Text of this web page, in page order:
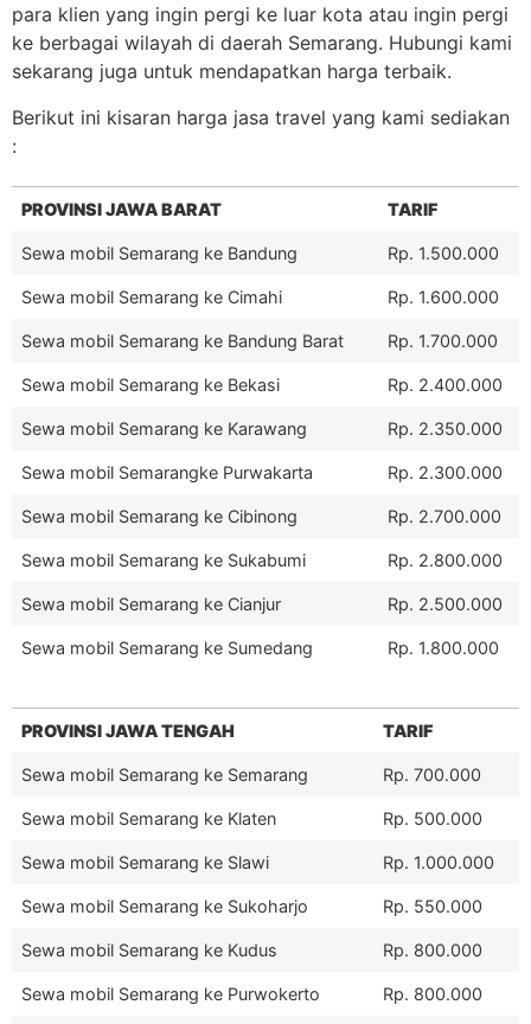
para klien yang ingin pergi ke luar kota atau ingin pergi
ke berbagai wilayah di daerah Semarang. Hubungi kami
sekarang juga untuk mendapatkan harga terbaik.
Berikut ini kisaran harga jasa travel yang kami sediakan
:
PROVINSI JAWA BARAT TARIF
Sewa mobil Semarang ke Bandung Rp. 1.500.000
Sewa mobil Semarang ke Cimahi Rp. 1.600.000
Sewa mobil Semarang ke Bandung Barat Rp. 1.700.000
Sewa mobil Semarang ke Bekasi Rp. 2.400.000
Sewa mobil Semarang ke Karawang Rp. 2.350.000
Sewa mobil Semarangke Purwakarta Rp. 2.300.000
Sewa mobil Semarang ke Cibinong Rp. 2.700.000
Sewa mobil Semarang ke Sukabumi Rp. 2.800.000
Sewa mobil Semarang ke Cianjur Rp. 2.500.000
Sewa mobil Semarang ke Sumedang Rp. 1.800.000
PROVINSI JAWA TENGAH TARIF
Sewa mobil Semarang ke Semarang Rp. 700.000
Sewa mobil Semarang ke Klaten Rp. 500.000
Sewa mobil Semarang ke Slawi Rp. 1.000.000
Sewa mobil Semarang ke Sukoharjo Rp. 550.000
Sewa mobil Semarang ke Kudus Rp. 800.000
Sewa mobil Semarang ke Purwokerto Rp. 800.000